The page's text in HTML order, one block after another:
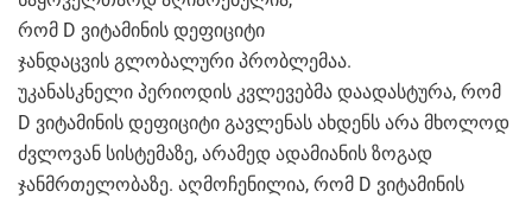
რომ D ვიტამინის დეფიციტი
ჯანდაცვის გლობალური პრობლემაა.
უკანასკნელი პერიოდის კვლევებმა დაადასტურა, რომ
D ვიტამინის დეფიციტი გავლენას ახდენს არა მხოლოდ
ძვლოვან სისტემაზე, არამედ ადამიანის ზოგად
ჯანმრთელობაზე. აღმოჩენილია, რომ D ვიტამინის